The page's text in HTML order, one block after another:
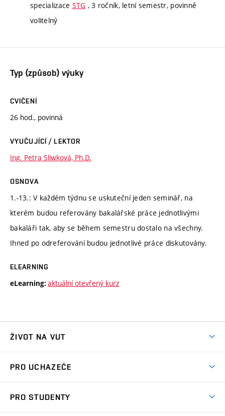
specializace STG , 3 ročník, letní semestr, povinně
volitelný
Typ (způsob) výuky
CVIČENÍ
26 hod., povinná
VYUČUJÍCÍ / LEKTOR
Ing. Petra Sliwková, Ph.D.
OSNOVA
1.-13.: V každém týdnu se uskuteční jeden seminář, na
kterém budou referovány bakalářské práce jednotlivými
bakaláři tak, aby se během semestru dostalo na všechny.
Ihned po odreferování budou jednotlivé práce diskutovány.
ELEARNING
eLearning: aktuální otevřený kurz
ŽIVOT NA VUT
Koleje
PRO UCHAZEČE
PRO STUDENTY